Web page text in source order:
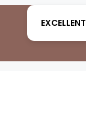
EXCELLENT